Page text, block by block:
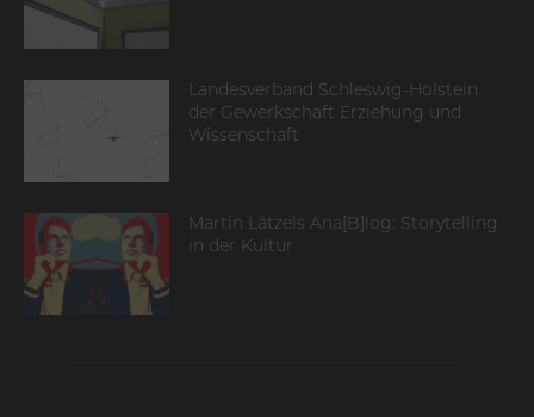
Landesverband Schleswig-Holstein
der Gewerkschaft Erziehung und
Wissenschaft
Martin Lätzels Ana[B]log: Storytelling
in der Kultur